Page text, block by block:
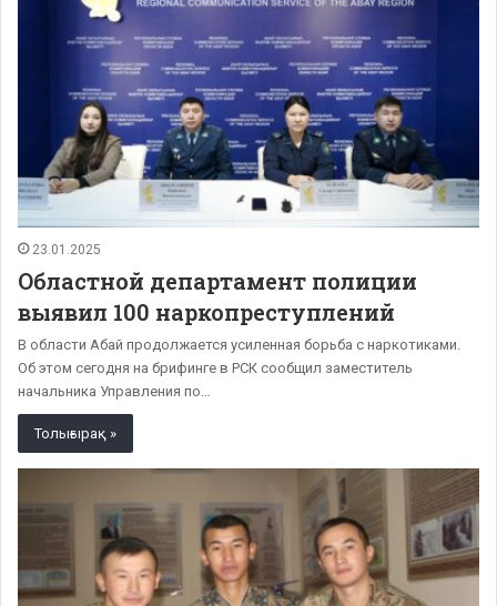
23.01.2025
Областной департамент полиции
выявил 100 наркопреступлений
В области Абай продолжается усиленная борьба с наркотиками.
Об этом сегодня на брифинге в РСК сообщил заместитель
начальника Управления по…
Толығырақ »